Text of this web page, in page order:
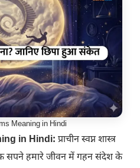
Meaning in Hindi
in Hindi: प्राचीन स्वप्न शास्त्र
सपने हमारे जीवन में गहन संदेश के